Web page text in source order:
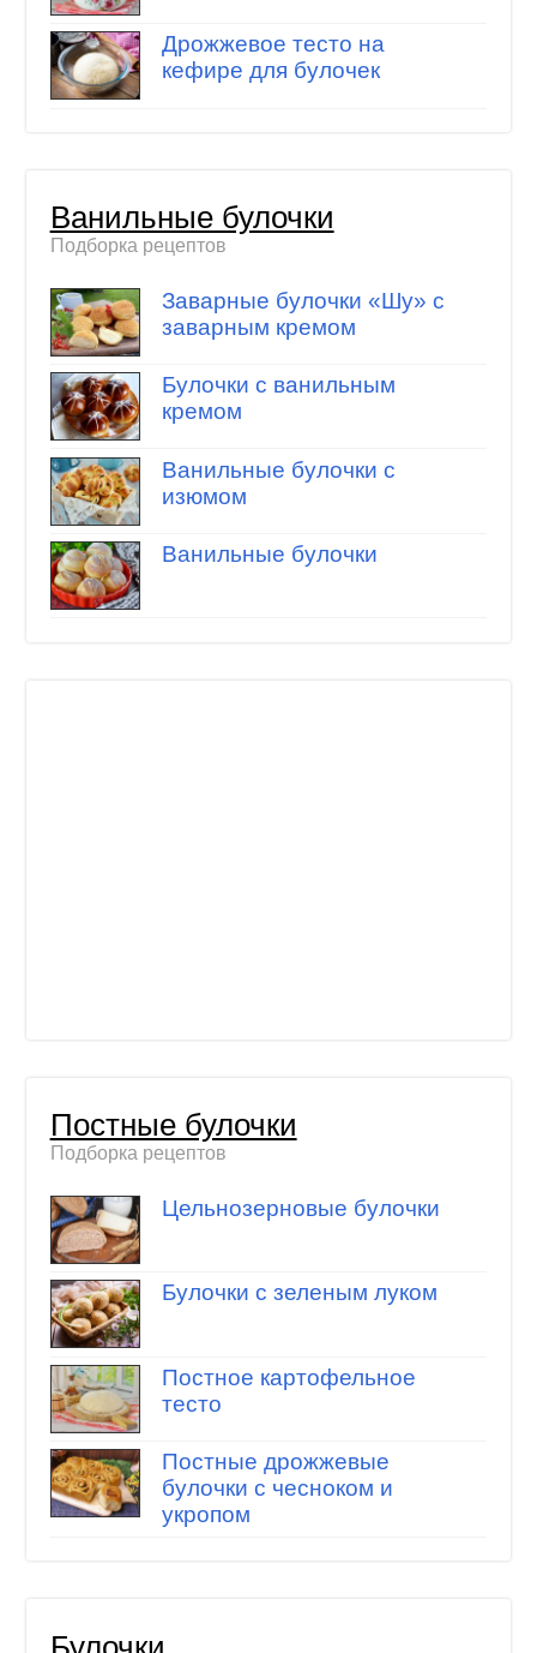
Дрожжевое тесто на
кефире для булочек
Ванильные булочки
Подборка рецептов
Заварные булочки «Шу» с
заварным кремом
Булочки с ванильным
кремом
Ванильные булочки с
изюмом
Ванильные булочки
Постные булочки
Подборка рецептов
Цельнозерновые булочки
Булочки с зеленым луком
Постное картофельное
тесто
Постные дрожжевые
булочки с чесноком и
укропом